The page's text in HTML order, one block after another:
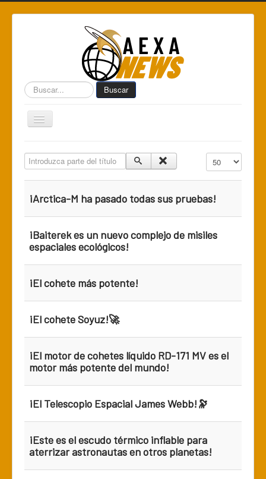
Buscar... Buscar
Toggle
Navigation
Centro de Informática AEXA
AEXA USA
Space Kidz
Introduzca parte del título Cantidad a
¡Arctica-M ha pasado todas sus pruebas!
¡Baiterek es un nuevo complejo de misiles
espaciales ecológicos!
¡El cohete más potente!
¡El cohete Soyuz!🚀
¡El motor de cohetes líquido RD-171 MV es el
motor más potente del mundo!
¡El Telescopio Espacial James Webb!🔭
¡Este es el escudo térmico inflable para
aterrizar astronautas en otros planetas!